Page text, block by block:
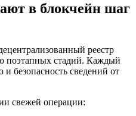
в блокчейн шаг
реестр
поэтапных стадий. Каждый
безопасность сведений от
свежей операции: